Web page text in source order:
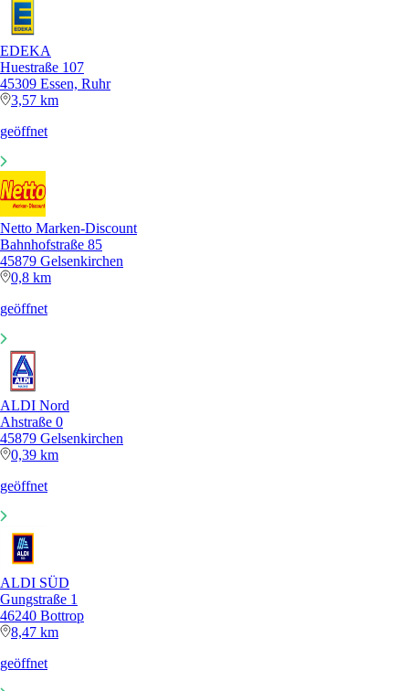
EDEKA
Huestraße 107
45309 Essen, Ruhr
3,57 km
geöffnet
Netto Marken-Discount
Bahnhofstraße 85
45879 Gelsenkirchen
0,8 km
geöffnet
ALDI Nord
Ahstraße 0
45879 Gelsenkirchen
0,39 km
geöffnet
ALDI SÜD
Gungstraße 1
46240 Bottrop
8,47 km
geöffnet